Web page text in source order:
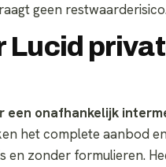
geen
Lucid
een onafhankelijk
het complete aanbod
zonder formulieren.